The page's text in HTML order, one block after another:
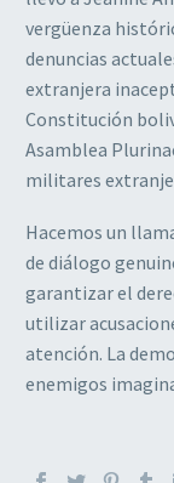
vergüenza
denuncias
extranjera
Constitución
Asamblea
militares
Hacemos un
de diálogo
garantizar el
utilizar
atención. La
enemigos